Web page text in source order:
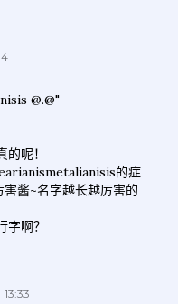
@.@"
呢！
的症
酱~名字越长越厉害的
啊？
13:33